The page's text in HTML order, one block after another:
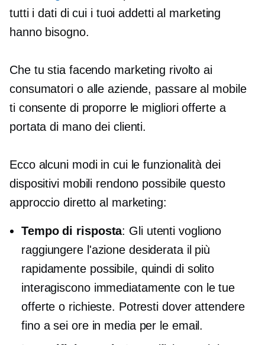
tutti i dati di cui i tuoi addetti al marketing
hanno bisogno.
Che tu stia facendo marketing rivolto ai
consumatori o alle aziende, passare al mobile
ti consente di proporre le migliori offerte a
portata di mano dei clienti.
Ecco alcuni modi in cui le funzionalità dei
dispositivi mobili rendono possibile questo
approccio diretto al marketing:
Tempo di risposta: Gli utenti vogliono
raggiungere l'azione desiderata il più
rapidamente possibile, quindi di solito
interagiscono immediatamente con le tue
offerte o richieste. Potresti dover attendere
fino a sei ore in media per le email.